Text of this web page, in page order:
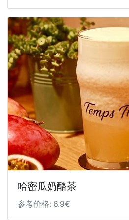
哈密瓜奶酪茶
参考价格: 6.9€